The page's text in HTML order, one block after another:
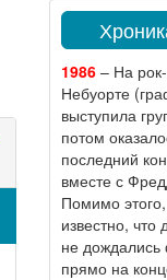
1986– На
Небуорте
выступила
потом
последний
вместе с
Помимо
известно, что
не
прямо на